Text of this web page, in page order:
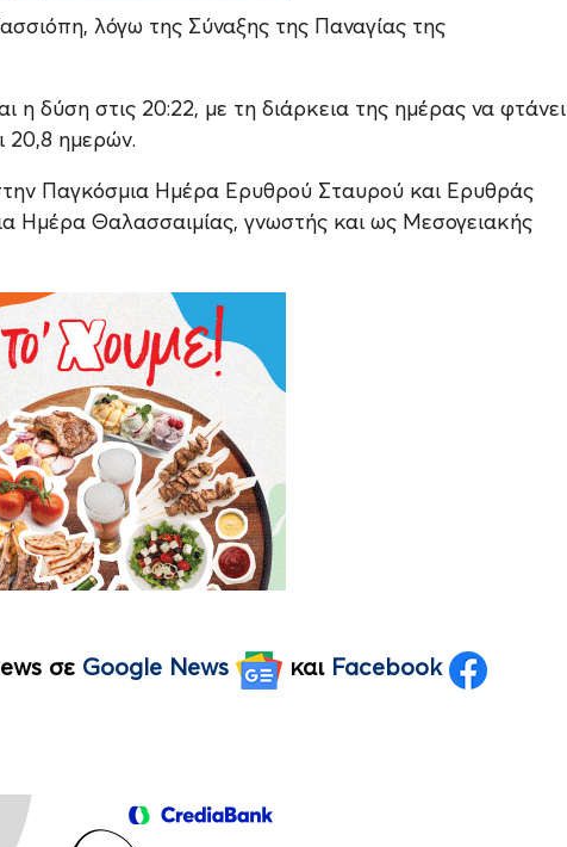
λόγω της Σύναξης της Παναγίας της
η δύση στις 20:22, με τη διάρκεια της ημέρας να φτάνει
20,8 ημερών.
Παγκόσμια Ημέρα Ερυθρού Σταυρού και Ερυθράς
Ημέρα Θαλασσαιμίας, γνωστής και ως Μεσογειακής
σε Google News και Facebook